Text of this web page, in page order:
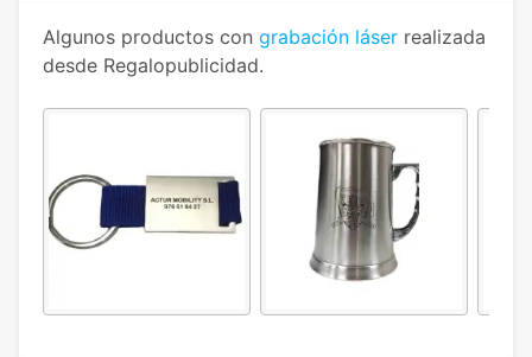
Algunos productos con grabación láser realizada
desde Regalopublicidad.